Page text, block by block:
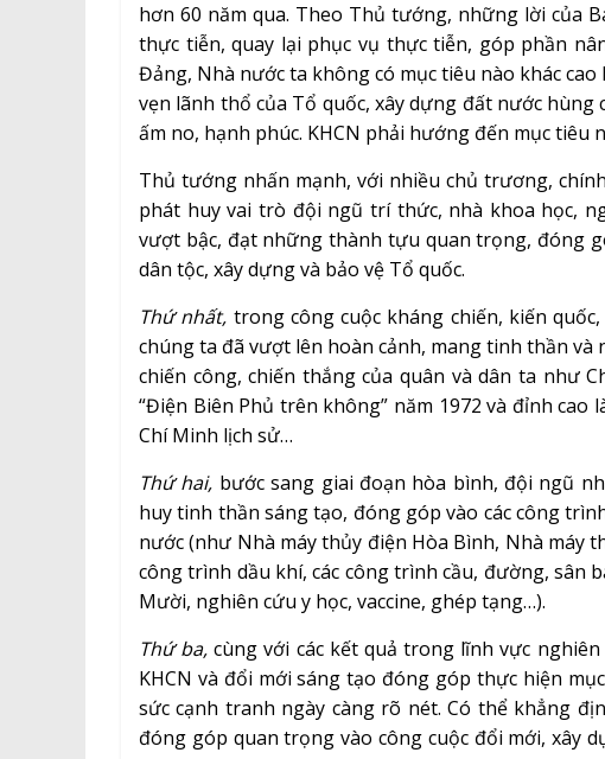
hơn 60 năm qua. Theo Thủ tướng, những lời của
thực tiễn, quay lại phục vụ thực tiễn, góp phần
Đảng, Nhà nước ta không có mục tiêu nào khác
vẹn lãnh thổ của Tổ quốc, xây dựng đất nước
ấm no, hạnh phúc. KHCN phải hướng đến mục tiêu
Thủ tướng nhấn mạnh, với nhiều chủ trương,
phát huy vai trò đội ngũ trí thức, nhà khoa học,
vượt bậc, đạt những thành tựu quan trọng, đóng
dân tộc, xây dựng và bảo vệ Tổ quốc.
Thứ nhất, trong công cuộc kháng chiến, kiến
chúng ta đã vượt lên hoàn cảnh, mang tinh thần
chiến công, chiến thắng của quân và dân ta như
“Điện Biên Phủ trên không” năm 1972 và đỉnh cao
Chí Minh lịch sử…
Thứ hai, bước sang giai đoạn hòa bình, đội ngũ
huy tinh thần sáng tạo, đóng góp vào các công
nước (như Nhà máy thủy điện Hòa Bình, Nhà máy
công trình dầu khí, các công trình cầu, đường, sân
Mười, nghiên cứu y học, vaccine, ghép tạng…).
Thứ ba,cùng với các kết quả trong lĩnh vực
KHCN và đổi mới sáng tạo đóng góp thực hiện
sức cạnh tranh ngày càng rõ nét. Có thể khẳng
đóng góp quan trọng vào công cuộc đổi mới, xây